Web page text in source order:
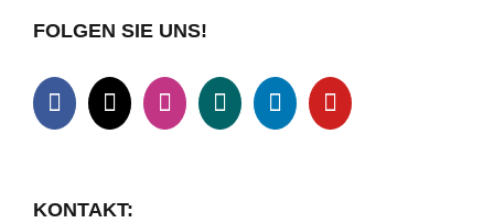
FOLGEN SIE UNS!
KONTAKT: